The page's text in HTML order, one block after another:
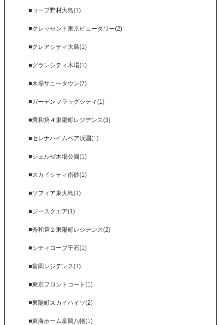
■コープ野村大島(1)
■クレッセント東京ビュータワー(2)
■クレアシティ大島(1)
■グランシティ木場(1)
■木場サニータウン(7)
■ガーデンフラッグシティ(1)
■秀和第４東陽町レジデンス(3)
■セレナハイムペア浜園(1)
■シェルゼ木場公園(1)
■スカイシティ南砂(1)
■ソフィア東大島(1)
■ジースクエア(1)
■秀和第２東陽町レジデンス(2)
■シティコープ千石(1)
■富岡レジデンス(1)
■東京フロントコート(1)
■東陽町スカイハイツ(2)
■東海ホーム富岡八幡(1)